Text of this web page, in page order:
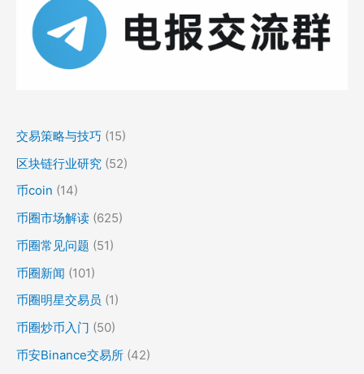
交易策略与技巧 (15)
区块链行业研究 (52)
币coin (14)
币圈市场解读 (625)
币圈常见问题 (51)
币圈新闻 (101)
币圈明星交易员 (1)
币圈炒币入门 (50)
币安Binance交易所 (42)